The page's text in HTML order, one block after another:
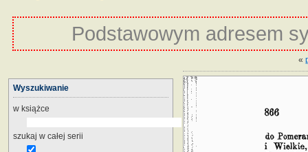
Podstawowym adresem
«
Wyszukiwanie
w książce
szukaj w całej serii